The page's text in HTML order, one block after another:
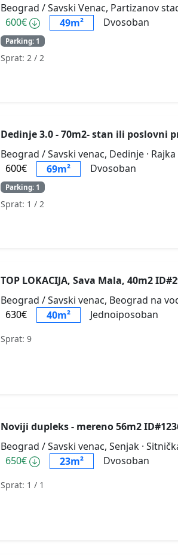
Beograd / Savski Venac, Partizanov
600€
49m² Dvosoban
Parking: 1
Sprat: 2 / 2
Dedinje 3.0 - 70m2- stan ili poslovni
Beograd / Savski venac, Dedinje ·
600€
69m² Dvosoban
Parking: 1
Sprat: 1 / 2
TOP LOKACIJA, Sava Mala, 40m2
Beograd / Savski venac, Beograd na
630€
40m² Jednoiposoban
Sprat: 9
Noviji dupleks - mereno 56m2
Beograd / Savski venac, Senjak ·
650€
23m² Dvosoban
Sprat: 1 / 1